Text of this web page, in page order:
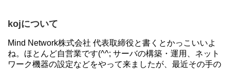
kojについて
Mind Network株式会社 代表取締役と書くとかっこいいよ
ね。ほとんど自営業です(^^; サーバの構築・運用、ネット
ワーク機器の設定などをやって来ましたが、最近その手の